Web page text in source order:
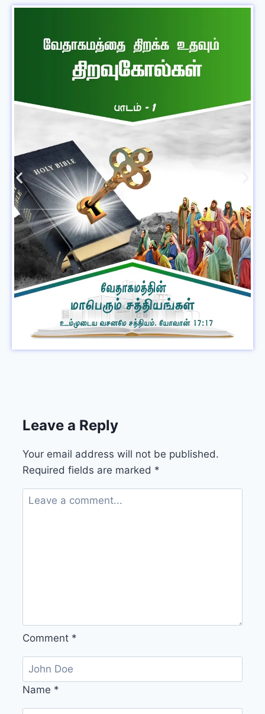
Leave a Reply
Your email address will not be published.
Required fields are marked *
Comment *
Name *